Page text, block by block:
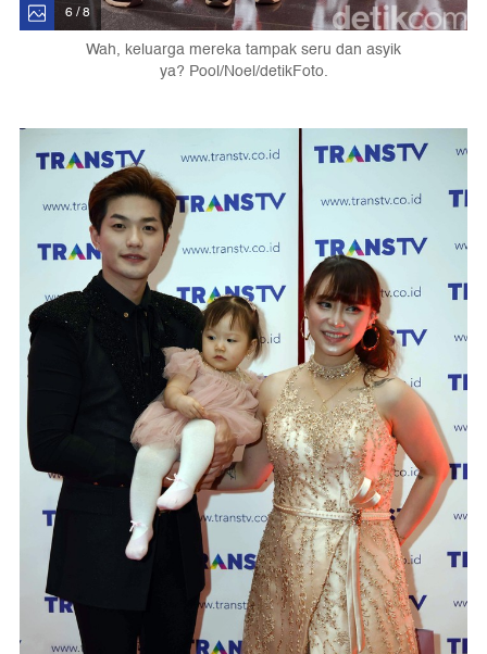
6 / 8
Wah, keluarga mereka tampak seru dan asyik
ya? Pool/Noel/detikFoto.